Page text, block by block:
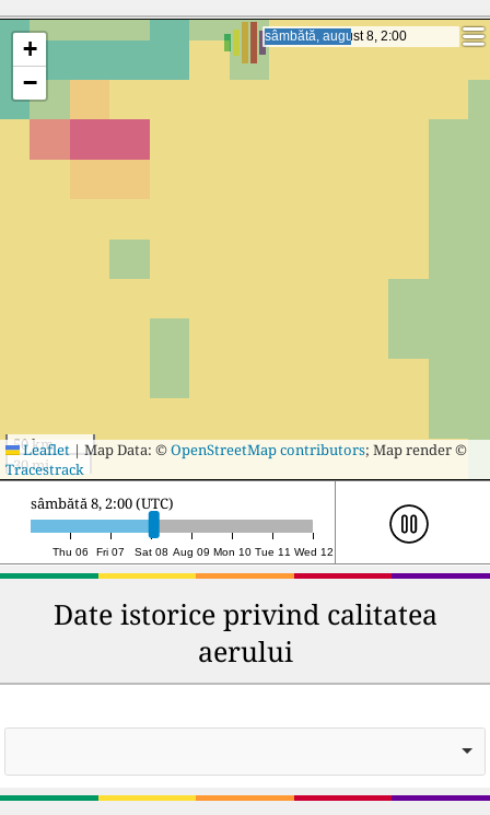
sâmbătă, august 8, 19:00
sâmbătă, august 8, 19:00
+
−
50 km
30 mi
Leaflet|Map Data: ©OpenStreetMap contributors; Map render ©
Tracestrack
Thu 06 Fri 07 Sat 08 Aug 09 Mon 10 Tue 11 Wed 12
sâmbătă 8, 19:00 (UTC)
Date istorice privind calitatea
aerului